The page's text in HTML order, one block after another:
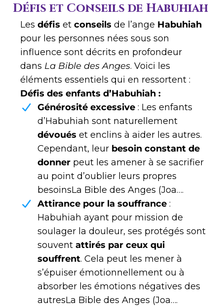
Défis et Conseils de Habuhiah
Les défis et conseils de l’ange Habuhiah
pour les personnes nées sous son
influence sont décrits en profondeur
dans La Bible des Anges. Voici les
éléments essentiels qui en ressortent :
Défis des enfants d’Habuhiah :
Générosité excessive : Les enfants
d’Habuhiah sont naturellement
dévoués et enclins à aider les autres.
Cependant, leur besoin constant de
donner peut les amener à se sacrifier
au point d’oublier leurs propres
besoins​La Bible des Anges (Joa….
Attirance pour la souffrance :
Habuhiah ayant pour mission de
soulager la douleur, ses protégés sont
souvent attirés par ceux qui
souffrent. Cela peut les mener à
s’épuiser émotionnellement ou à
absorber les émotions négatives des
autres​La Bible des Anges (Joa….